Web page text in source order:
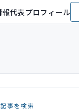
報代表プロフィール
記事を検索